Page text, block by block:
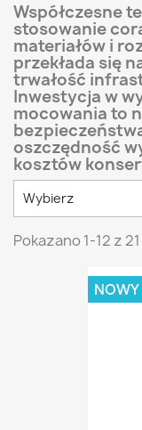
Współczesne
stosowanie
materiałów i
przekłada się
trwałość
Inwestycja w
mocowania to
oszczędność
kosztów
Wybierz
Pokazano 1-12 z
NOWY